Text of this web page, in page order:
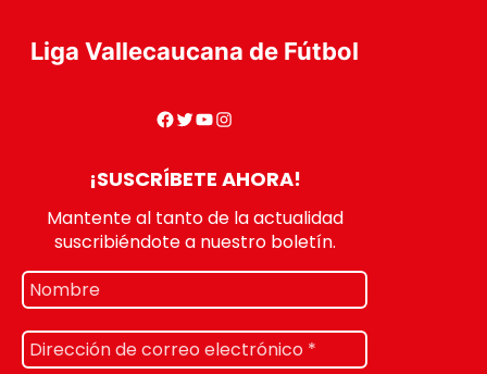
Liga Vallecaucana de Fútbol
¡SUSCRÍBETE AHORA!
Mantente al tanto de la actualidad
suscribiéndote a nuestro boletín.